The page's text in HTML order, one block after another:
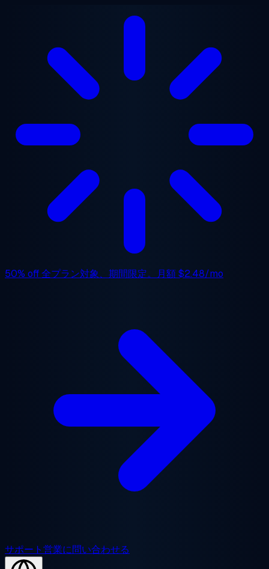
50% off全プラン対象、期間限定。月額$2.48/mo
サポート営業に問い合わせる